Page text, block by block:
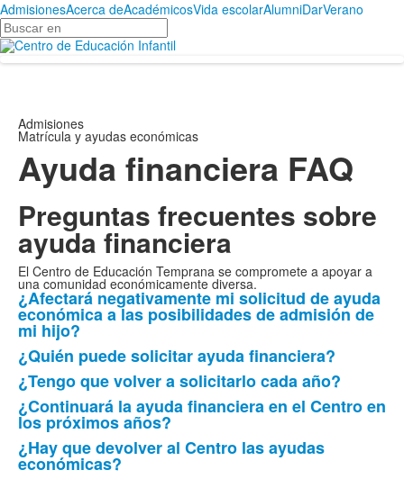
AdmisionesAcerca deAcadémicosVida escolarAlumniDarVerano
Buscar
en
Admisiones
Matrícula y ayudas económicas
Ayuda financiera FAQ
Preguntas frecuentes sobre
ayuda financiera
El Centro de Educación Temprana se compromete a apoyar a
una comunidad económicamente diversa.
Lista
de
las
14
preguntas
más
frecuentes.
¿Afectará negativamente mi solicitud de ayuda
económica a las posibilidades de admisión de
mi hijo?
¿Quién puede solicitar ayuda financiera?
¿Tengo que volver a solicitarlo cada año?
¿Continuará la ayuda financiera en el Centro en
los próximos años?
¿Hay que devolver al Centro las ayudas
económicas?